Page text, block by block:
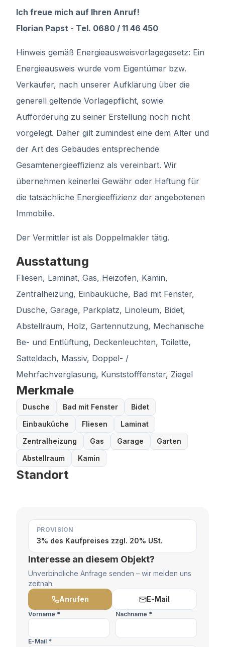
Ich freue mich auf Ihren Anruf!
Florian Papst - Tel. 0680 / 11 46 450
Hinweis gemäß Energieausweisvorlagegesetz: Ein
Energieausweis wurde vom Eigentümer bzw.
Verkäufer, nach unserer Aufklärung über die
generell geltende Vorlagepflicht, sowie
Aufforderung zu seiner Erstellung noch nicht
vorgelegt. Daher gilt zumindest eine dem Alter und
der Art des Gebäudes entsprechende
Gesamtenergieeffizienz als vereinbart. Wir
übernehmen keinerlei Gewähr oder Haftung für
die tatsächliche Energieeffizienz der angebotenen
Immobilie.
Der Vermittler ist als Doppelmakler tätig.
Ausstattung
Fliesen, Laminat, Gas, Heizofen, Kamin,
Zentralheizung, Einbauküche, Bad mit Fenster,
Dusche, Garage, Parkplatz, Linoleum, Bidet,
Abstellraum, Holz, Gartennutzung, Mechanische
Be- und Entlüftung, Deckenleuchten, Toilette,
Satteldach, Massiv, Doppel- /
Mehrfachverglasung, Kunststofffenster, Ziegel
Merkmale
Dusche Bad mit Fenster
Bidet
Einbauküche
Fliesen
Laminat
Zentralheizung
Gas Garage
Garten
Abstellraum
Kamin
Standort
PROVISION
3% des Kaufpreises zzgl. 20% USt.
Interesse an diesem Objekt?
Unverbindliche Anfrage senden – wir melden uns
zeitnah.
Anrufen
E-Mail
Vorname * Nachname *
E-Mail *